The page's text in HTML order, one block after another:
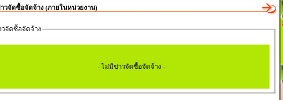
วจัดซื้อจัดจ้าง (ภายในหน่วยงาน)
วจัดซื้อจัดจ้าง
- ไม่มีข่าวจัดซื้อจัดจ้าง -